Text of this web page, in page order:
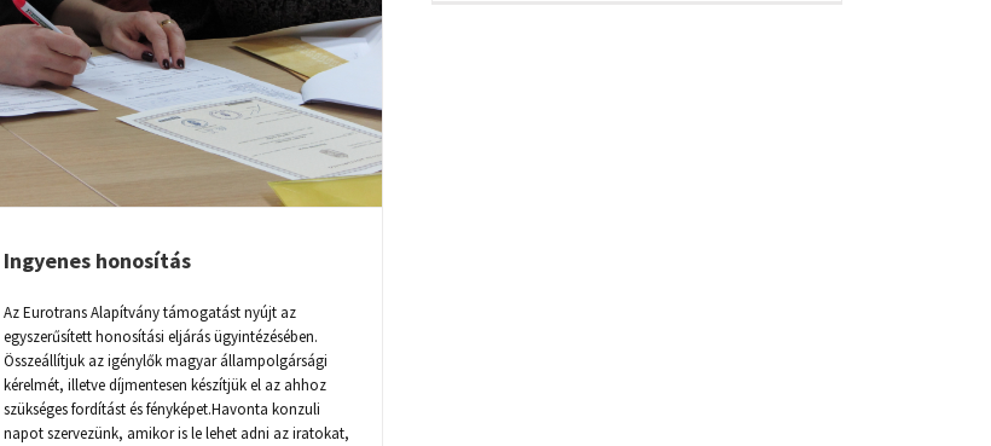
Ingyenes honosítás
Az Eurotrans Alapítvány támogatást nyújt az
egyszerűsített honosítási eljárás ügyintézésében.
Összeállítjuk az igénylők magyar állampolgársági
kérelmét, illetve díjmentesen készítjük el az ahhoz
szükséges fordítást és fényképet.Havonta konzuli
napot szervezünk, amikor is le lehet adni az iratokat,